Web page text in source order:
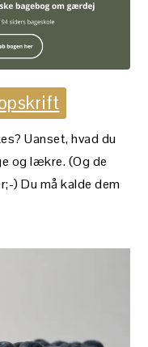
Uanset, hvad du
og lækre. (Og de
) Du må kalde dem